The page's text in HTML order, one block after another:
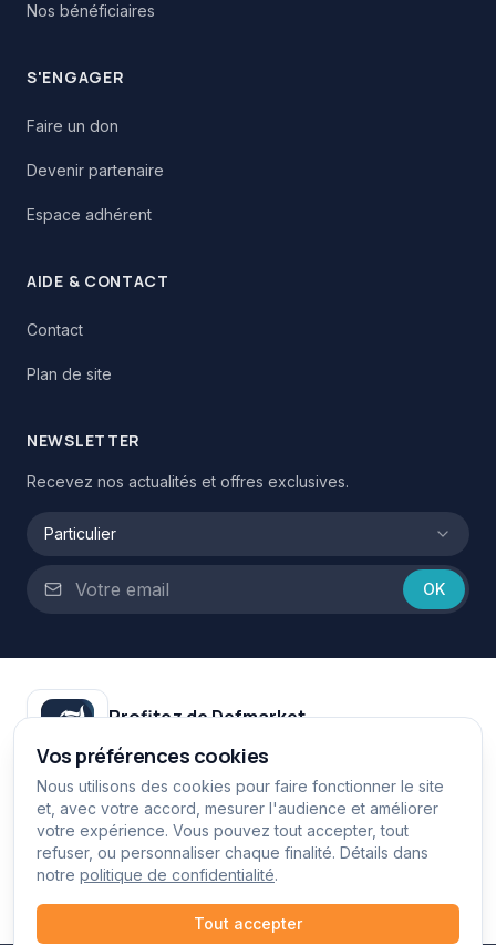
Nos bénéficiaires
S'ENGAGER
Faire un don
Devenir partenaire
Espace adhérent
AIDE & CONTACT
Contact
Plan de site
NEWSLETTER
Recevez nos actualités et offres exclusives.
Particulier
OK
Profitez de Defmarket
Google Play
App Store
defmarket.fr
Vos préférences cookies
Nous utilisons des cookies pour faire fonctionner le site
et, avec votre accord, mesurer l'audience et améliorer
votre expérience. Vous pouvez tout accepter, tout
refuser, ou personnaliser chaque finalité. Détails dans
notre politique de confidentialité.
Tout accepter